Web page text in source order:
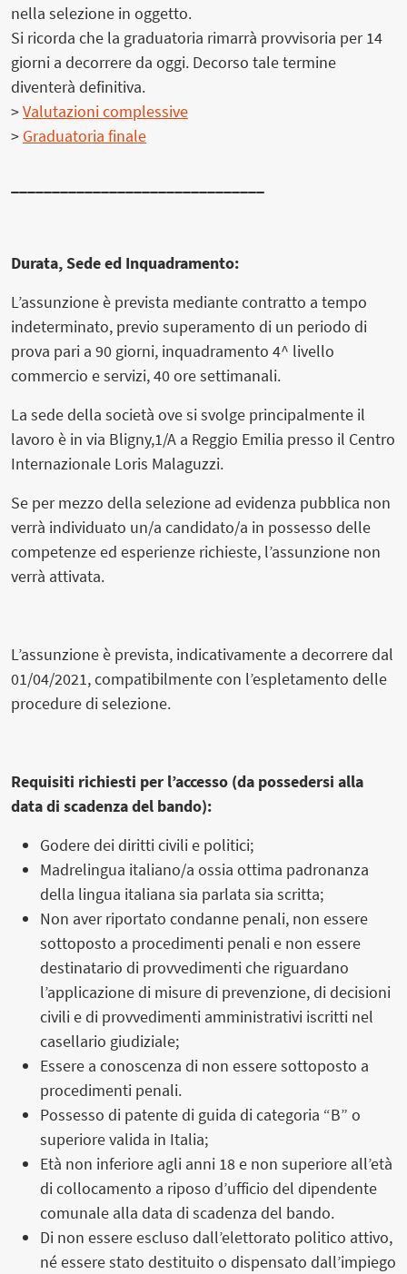
nella selezione in oggetto.
Si ricorda che la graduatoria rimarrà provvisoria per 14
giorni a decorrere da oggi. Decorso tale termine
diventerà definitiva.
>Valutazioni complessive
> Graduatoria finale
Durata, Sede ed Inquadramento:
L’assunzione è prevista mediante contratto a tempo
indeterminato, previo superamento di un periodo di
prova pari a 90 giorni, inquadramento 4^ livello
commercio e servizi, 40 ore settimanali.
La sede della società ove si svolge principalmente il
lavoro è in via Bligny,1/A a Reggio Emilia presso il Centro
Internazionale Loris Malaguzzi.
Se per mezzo della selezione ad evidenza pubblica non
verrà individuato un/a candidato/a in possesso delle
competenze ed esperienze richieste, l’assunzione non
verrà attivata.
L’assunzione è prevista, indicativamente a decorrere dal
01/04/2021, compatibilmente con l’espletamento delle
procedure di selezione.
Requisiti richiesti per l’accesso (da possedersi alla
data di scadenza del bando):
Godere dei diritti civili e politici;
Madrelingua italiano/a ossia ottima padronanza
della lingua italiana sia parlata sia scritta;
Non aver riportato condanne penali, non essere
sottoposto a procedimenti penali e non essere
destinatario di provvedimenti che riguardano
l’applicazione di misure di prevenzione, di decisioni
civili e di provvedimenti amministrativi iscritti nel
casellario giudiziale;
Essere a conoscenza di non essere sottoposto a
procedimenti penali.
Possesso di patente di guida di categoria “B” o
superiore valida in Italia;
Età non inferiore agli anni 18 e non superiore all’età
di collocamento a riposo d’ufficio del dipendente
comunale alla data di scadenza del bando.
Di non essere escluso dall’elettorato politico attivo,
né essere stato destituito o dispensato dall’impiego